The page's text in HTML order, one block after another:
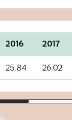
内容都会自动更新
2016 2017
25.84 26.02